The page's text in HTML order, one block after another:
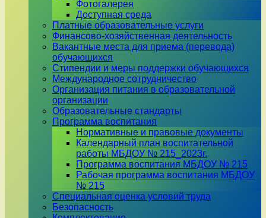
Фотогалерея
Доступная среда
Платные образовательные услуги
Финансово-хозяйственная деятельность
Вакантные места для приема (перевода)
обучающихся
Стипендии и меры поддержки обучающихся
Международное сотрудничество
Организация питания в образовательной
организации
Образовательные стандарты
Программа воспитания
Нормативные и правовые документы
Календарный план воспитательной
работы МБДОУ № 215_2023г.
Программа воспитания МБДОУ № 215
Рабочая программа воспитания МБДОУ
№ 215
Специальная оценка условий труда
Безопасность